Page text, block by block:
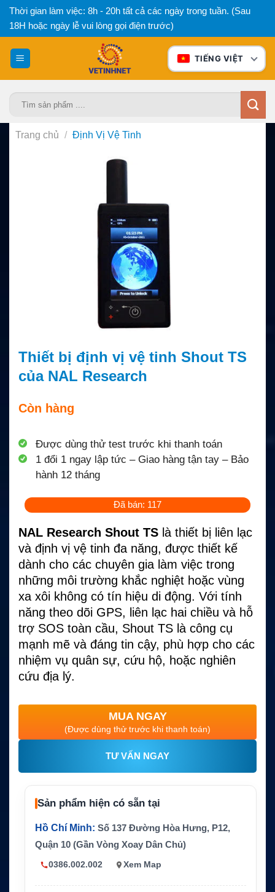
Bỏ
qua
nội
dung
Thời gian làm việc: 8h - 20h tất cả các ngày trong tuần. (Sau
18H hoặc ngày lễ vui lòng gọi điện trước)
TIẾNG VIỆT
Trang chủ / Định Vị Vệ Tinh
Thiết bị định vị vệ tinh Shout TS
của NAL Research
Còn hàng
Được dùng thử test trước khi thanh toán
1 đổi 1 ngay lập tức – Giao hàng tận tay – Bảo
hành 12 tháng
Đã bán: 117
NAL Research Shout TS là thiết bị liên lạc
và định vị vệ tinh đa năng, được thiết kế
dành cho các chuyên gia làm việc trong
những môi trường khắc nghiệt hoặc vùng
xa xôi không có tín hiệu di động. Với tính
năng theo dõi GPS, liên lạc hai chiều và hỗ
trợ SOS toàn cầu, Shout TS là công cụ
mạnh mẽ và đáng tin cậy, phù hợp cho các
nhiệm vụ quân sự, cứu hộ, hoặc nghiên
cứu địa lý.
MUA NGAY
(Được dùng thử trước khi thanh toán)
TƯ VẤN NGAY
Sản phẩm hiện có sẵn tại
Hồ Chí Minh: Số 137 Đường Hòa Hưng, P12,
Quận 10 (Gần Vòng Xoay Dân Chủ)
0386.002.002 Xem Map